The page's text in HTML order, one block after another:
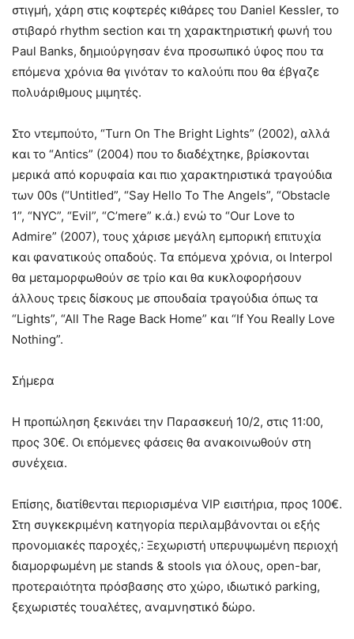
στιγμή, χάρη στις κοφτερές κιθάρες του Daniel Kessler, το
στιβαρό rhythm section και τη χαρακτηριστική φωνή του
Paul Banks, δημιούργησαν ένα προσωπικό ύφος που τα
επόμενα χρόνια θα γινόταν το καλούπι που θα έβγαζε
πολυάριθμους μιμητές.
Στο ντεμπούτο, “Turn On The Bright Lights” (2002), αλλά
και το “Antics” (2004) που το διαδέχτηκε, βρίσκονται
μερικά από κορυφαία και πιο χαρακτηριστικά τραγούδια
των 00s (“Untitled”, “Say Hello To The Angels”, “Obstacle
1”, “NYC”, “Evil”, “C’mere” κ.ά.) ενώ το “Our Love to
Admire” (2007), τους χάρισε μεγάλη εμπορική επιτυχία
και φανατικούς οπαδούς. Τα επόμενα χρόνια, οι Interpol
θα μεταμορφωθούν σε τρίο και θα κυκλοφορήσουν
άλλους τρεις δίσκους με σπουδαία τραγούδια όπως τα
“Lights”, “All The Rage Back Home” και “If You Really Love
Nothing”.
Σήμερα
Η προπώληση ξεκινάει την Παρασκευή 10/2, στις 11:00,
προς 30€. Οι επόμενες φάσεις θα ανακοινωθούν στη
συνέχεια.
Επίσης, διατίθενται περιορισμένα VIP εισιτήρια, προς 100€.
Στη συγκεκριμένη κατηγορία περιλαμβάνονται οι εξής
προνομιακές παροχές,: Ξεχωριστή υπερυψωμένη περιοχή
διαμορφωμένη με stands & stools για όλους, οpen-bar,
προτεραιότητα πρόσβασης στο χώρο, ιδιωτικό parking,
ξεχωριστές τουαλέτες, αναμνηστικό δώρο.